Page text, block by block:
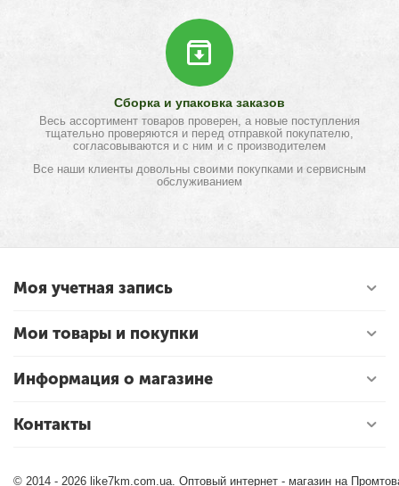
Сборка и упаковка заказов
Весь ассортимент товаров проверен, а новые поступления
тщательно проверяются и перед отправкой покупателю,
согласовываются и с ним и с производителем
Все наши клиенты довольны своими покупками и сервисным
обслуживанием
Моя учетная запись
Мои товары и покупки
Информация о магазине
Контакты
© 2014 - 2026 like7km.com.ua. Оптовый интернет - магазин на